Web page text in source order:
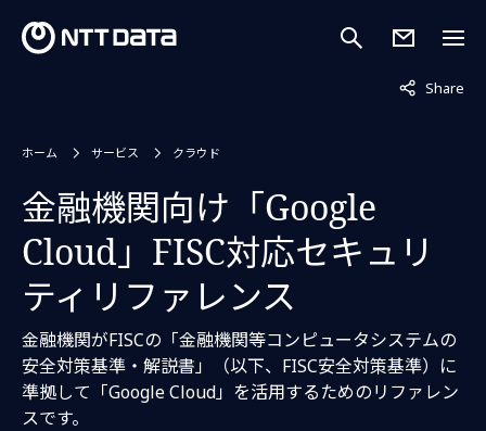
Share
非表示中
ホーム サービス クラウド
金融機関向け「Google
Cloud」FISC対応セキュリ
ティリファレンス
金融機関がFISCの「金融機関等コンピュータシステムの
安全対策基準・解説書」（以下、FISC安全対策基準）に
準拠して「Google Cloud」を活用するためのリファレン
スです。